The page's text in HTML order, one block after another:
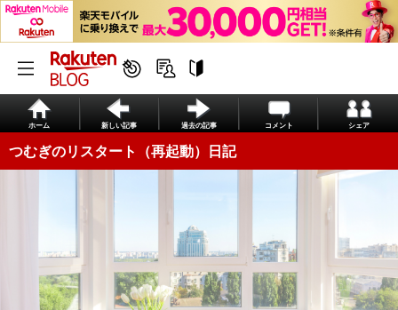
ホーム 新しい記事 過去の記事 コメント シェア
つむぎのリスタート（再起動）日記